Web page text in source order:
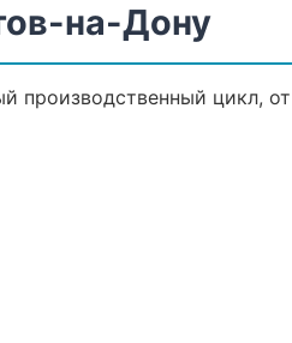
на-Дону
цикл,